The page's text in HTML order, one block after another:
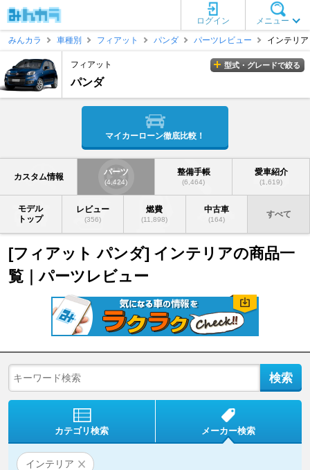
メニュー
ログイン
みんカラ
車種別 フィアット パンダ パーツレビュー インテリア
フィアット
パンダ
型式・グレードで絞る
マイカーローン徹底比較！
カスタム情報 パーツ
(4,424)
整備手帳
(6,464)
愛車紹介
(1,619)
モデル
トップ
レビュー
(356)
燃費
(11,898)
中古車
(164)
すべて
[フィアット パンダ] インテリアの商品一
覧｜パーツレビュー
カテゴリ検索 メーカー検索
インテリア